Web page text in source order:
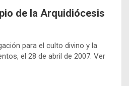
de la Arquidiócesis
para el culto divino y la
el 28 de abril de 2007. Ver